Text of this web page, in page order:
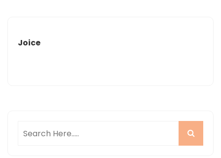
Joice